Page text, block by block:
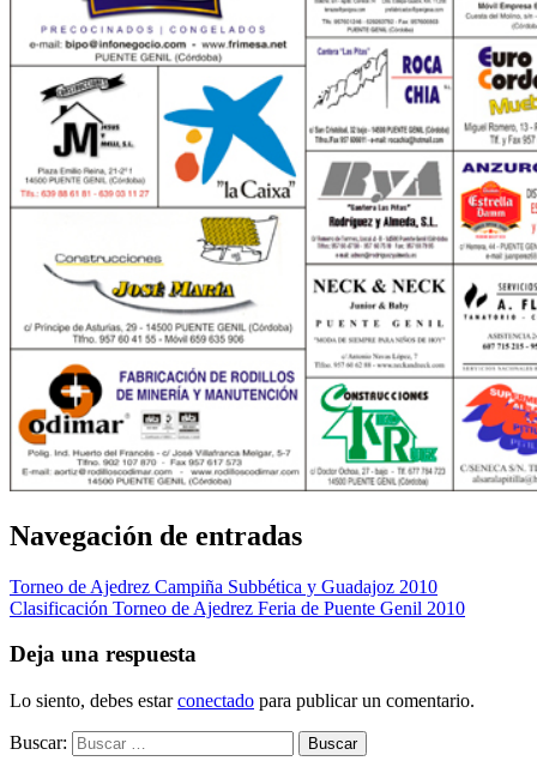
Navegación de entradas
Torneo de Ajedrez Campiña Subbética y Guadajoz 2010
Clasificación Torneo de Ajedrez Feria de Puente Genil 2010
Deja una respuesta
Lo siento, debes estarconectado para publicar un comentario.
Buscar: